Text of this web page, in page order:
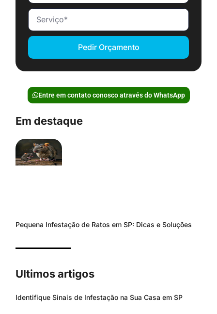
Pedir Orçamento
Entre em contato conosco através do WhatsApp
Em destaque
Pequena Infestação de Ratos em SP: Dicas e Soluções
Ultimos artigos
Identifique Sinais de Infestação na Sua Casa em SP